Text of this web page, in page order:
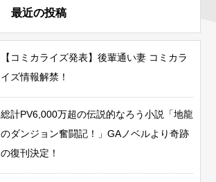
最近の投稿
【コミカライズ発表】後輩通い妻 コミカラ
イズ情報解禁！
総計PV6,000万超の伝説的なろう小説「地龍
のダンジョン奮闘記！」GAノベルより奇跡
の復刊決定！